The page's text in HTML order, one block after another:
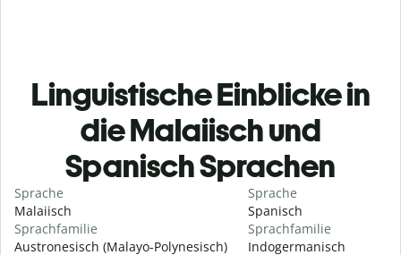
Linguistische Einblicke in
die Malaiisch und
Spanisch Sprachen
Sprache
Malaiisch
Sprachfamilie
Austronesisch (Malayo-Polynesisch)
Sprache
Spanisch
Sprachfamilie
Indogermanisch